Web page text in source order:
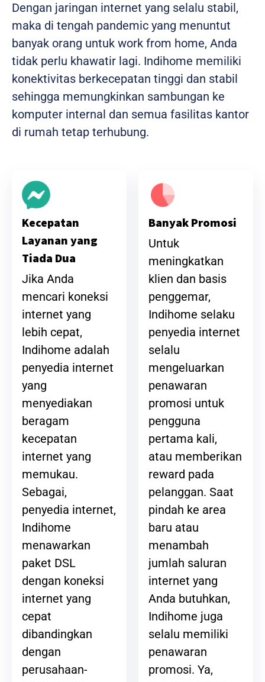
Dengan jaringan internet yang selalu stabil,
maka di tengah pandemic yang menuntut
banyak orang untuk work from home, Anda
tidak perlu khawatir lagi. Indihome memiliki
konektivitas berkecepatan tinggi dan stabil
sehingga memungkinkan sambungan ke
komputer internal dan semua fasilitas kantor
di rumah tetap terhubung.
Kecepatan
Layanan yang
Tiada Dua
Jika Anda
mencari koneksi
internet yang
lebih cepat,
Indihome adalah
penyedia internet
yang
menyediakan
beragam
kecepatan
internet yang
memukau.
Sebagai,
penyedia internet,
Indihome
menawarkan
paket DSL
dengan koneksi
internet yang
cepat
dibandingkan
dengan
perusahaan-
Banyak Promosi
Untuk
meningkatkan
klien dan basis
penggemar,
Indihome selaku
penyedia internet
selalu
mengeluarkan
penawaran
promosi untuk
pengguna
pertama kali,
atau memberikan
reward pada
pelanggan. Saat
pindah ke area
baru atau
menambah
jumlah saluran
internet yang
Anda butuhkan,
Indihome juga
selalu memiliki
penawaran
promosi. Ya,